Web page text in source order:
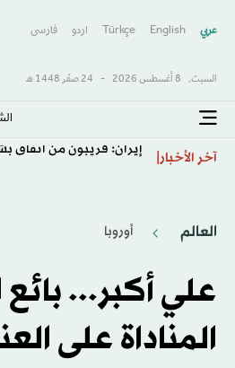
عربي English
Türkçe اردو فارسى
السبت, 8 أغسطس 2026 - 24 صفَر 1448 هـ
آخر الأخبار إيران: قريبون من اتفاق
العالم أوروبا
علي أكبر...
المناداة على